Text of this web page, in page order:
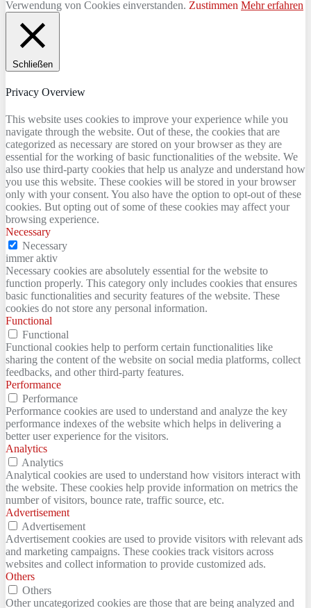
Verwendung von Cookies einverstanden. Zustimmen Mehr erfahren
Schließen
Privacy Overview
This website uses cookies to improve your experience while you
navigate through the website. Out of these, the cookies that are
categorized as necessary are stored on your browser as they are
essential for the working of basic functionalities of the website. We
also use third-party cookies that help us analyze and understand how
you use this website. These cookies will be stored in your browser
only with your consent. You also have the option to opt-out of these
cookies. But opting out of some of these cookies may affect your
browsing experience.
Necessary
Necessary
immer aktiv
Necessary cookies are absolutely essential for the website to
function properly. This category only includes cookies that ensures
basic functionalities and security features of the website. These
cookies do not store any personal information.
Functional
Functional
Functional cookies help to perform certain functionalities like
sharing the content of the website on social media platforms, collect
feedbacks, and other third-party features.
Performance
Performance
Performance cookies are used to understand and analyze the key
performance indexes of the website which helps in delivering a
better user experience for the visitors.
Analytics
Analytics
Analytical cookies are used to understand how visitors interact with
the website. These cookies help provide information on metrics the
number of visitors, bounce rate, traffic source, etc.
Advertisement
Advertisement
Advertisement cookies are used to provide visitors with relevant ads
and marketing campaigns. These cookies track visitors across
websites and collect information to provide customized ads.
Others
Others
Other uncategorized cookies are those that are being analyzed and